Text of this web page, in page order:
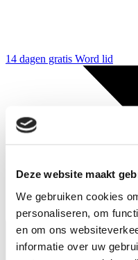
Deze website maakt
We gebruiken cookies
personaliseren, om
en om ons
informatie over uw
14 dagen gratis Word lid